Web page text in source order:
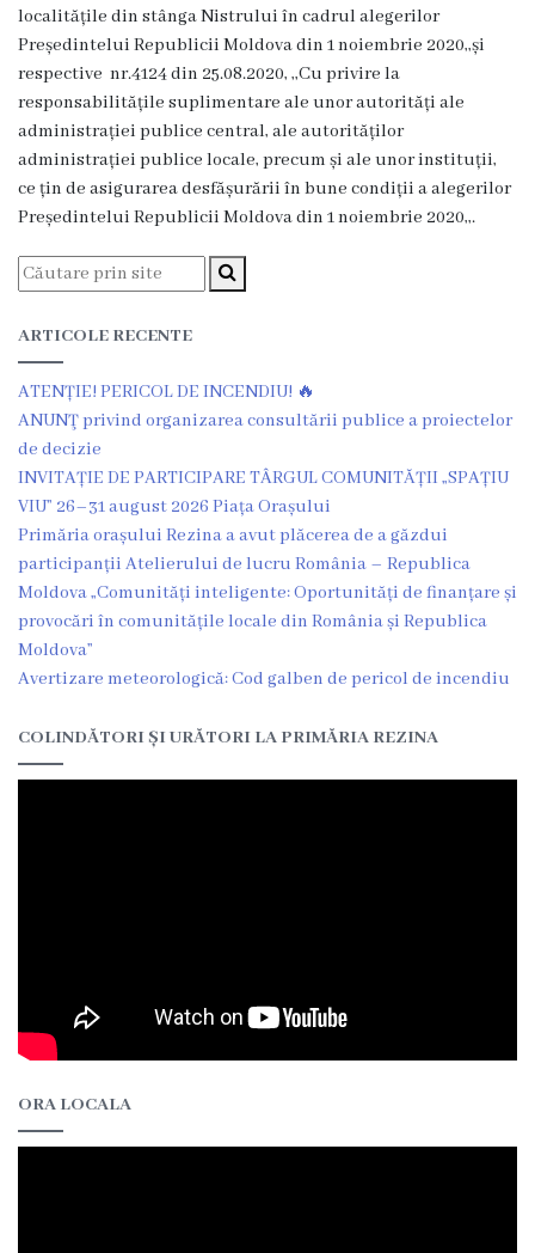
Grădinița
nr.1
,,Leagănul
copilăriei”
Grădinița
nr.2
nr.5
,,Bucuria”
Grădinița
nr.6
,,Cocoșelul
de
Aur”
Î.M
Î.M
,,
Piața
comercială
localitățile din stânga Nistrului în cadrul alegerilor
Președintelui Republicii Moldova din 1 noiembrie 2020,,și
respective nr.4124 din 25.08.2020, ,,Cu privire la
responsabilitățile suplimentare ale unor autorități ale
administrației publice central, ale autorităților
administrației publice locale, precum și ale unor instituții,
ce țin de asigurarea desfășurării în bune condiții a alegerilor
Președintelui Republicii Moldova din 1 noiembrie 2020,,.
ARTICOLE RECENTE
ATENȚIE! PERICOL DE INCENDIU! 🔥
ANUNŢ privind organizarea consultării publice a proiectelor
de decizie
INVITAȚIE DE PARTICIPARE TÂRGUL COMUNITĂȚII „SPAȚIU
VIU” 26–31 august 2026 Piața Orașului
Primăria orașului Rezina a avut plăcerea de a găzdui
participanții Atelierului de lucru România – Republica
Moldova „Comunități inteligente: Oportunități de finanțare și
provocări în comunitățile locale din România și Republica
Moldova”
Avertizare meteorologică: Cod galben de pericol de incendiu
COLINDĂTORI ȘI URĂTORI LA PRIMĂRIA REZINA
ORA LOCALA